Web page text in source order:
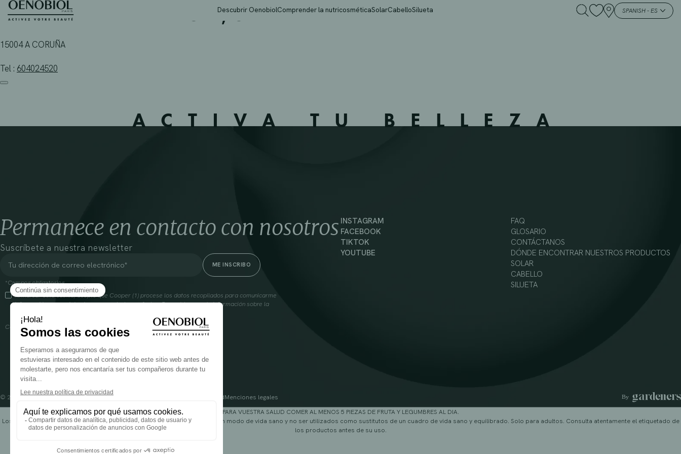
Skip
Descubrir OenobiolComprender la nutricosméticaSolarCabelloSilueta SPANISH - ES
TEDINPARAFARMACIA, SL
15004 A CORUÑA
Tel : 604024520
ACTIVA TU BELLEZA
Permanece en contacto con nosotros
Suscríbete a nuestra newsletter
*Campos obligatorios
Al marcar esta casilla, acepto que Cooper (1) procese los datos recopilados para comunicarme
información comercial sobre sus productos y ofertas. Para obtener más información sobre la
Cooperación farmacéutica francesa, RCS Melun 399 227 636
INSTAGRAM
FACEBOOK
TIKTOK
YOUTUBE
FAQ
GLOSARIO
CONTÁCTANOS
DÓNDE ENCONTRAR NUESTROS PRODUCTOS
SOLAR
CABELLO
SILUETA
© 2024 OENOBIOL PARISCondiciones Generales de Uso Política de PrivacidadMenciones legales
PARA VUESTRA SALUD COMER AL MENOS 5 PIEZAS DE FRUTA Y LEGUMBRES AL DIA.
Los complementos alimenticios tienen que ser utilizados en el cuadro de un modo de vida sano y no ser utilizados como sustitutos de un cuadro de vida sano y equilibrado. Solo para adultos. Consulta atentamente el etiquetado de
los productos antes de su uso.